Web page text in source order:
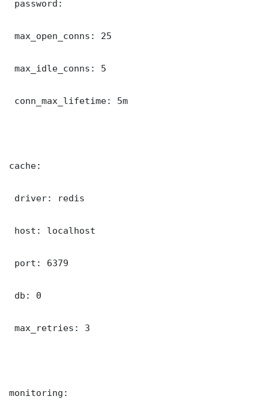
password:
max_open_conns: 25
max_idle_conns: 5
conn_max_lifetime: 5m
cache:
driver: redis
host: localhost
port: 6379
db: 0
max_retries: 3
monitoring: